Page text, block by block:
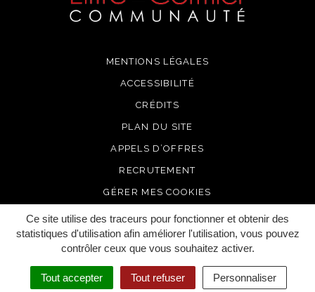
Ce site utilise des traceurs pour fonctionner et obtenir des
statistiques d'utilisation afin améliorer l'utilisation, vous pouvez
contrôler ceux que vous souhaitez activer.
Tout accepter Tout refuser Personnaliser
MENTIONS LÉGALES
ACCESSIBILITÉ
CRÉDITS
PLAN DU SITE
APPELS D’OFFRES
RECRUTEMENT
GÉRER MES COOKIES